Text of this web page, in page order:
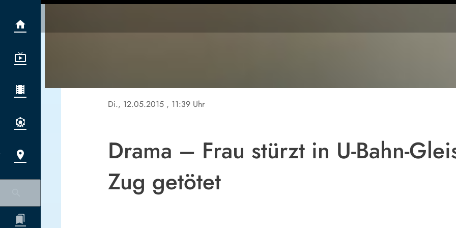
Di., 12.05.2015 , 11:39 Uhr
Drama – Frau stürzt in U-Bahn-
Zug getötet